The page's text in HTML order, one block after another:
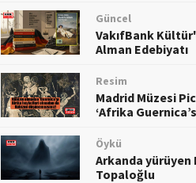
Güncel
VakıfBank
Alman Edebiyatı
Resim
Madrid Müzesi
‘Afrika
Öykü
Arkanda yürüyen
Topaloğlu